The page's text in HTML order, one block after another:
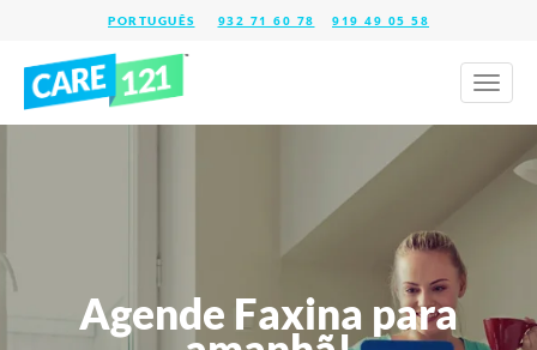
932 71 60 78 919 49 05 58
Toggle
Agende Faxina para